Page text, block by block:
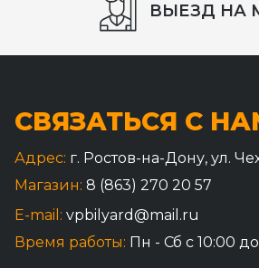
СБОРКА
СВЯЗАТЬСЯ С
Адрес: г. Ростов-на-Дону, ул.
Магазин: 8 (863) 270 20 57
E-mail: vpbilyard@mail.ru
Время работы: Пн - Сб с 10:00